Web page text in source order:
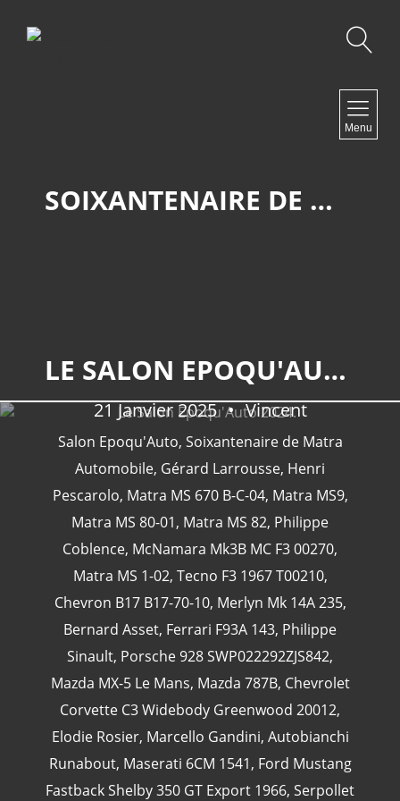
Menu
SOIXANTENAIRE DE MATRA AUTOMOBILE
LE SALON EPOQU'AUTO 2024.
21 Janvier 2025 Vincent
Salon Epoqu'Auto, Soixantenaire de Matra
Automobile, Gérard Larrousse, Henri
Pescarolo, Matra MS 670 B-C-04, Matra MS9,
Matra MS 80-01, Matra MS 82, Philippe
Coblence, McNamara Mk3B MC F3 00270,
Matra MS 1-02, Tecno F3 1967 T00210,
Chevron B17 B17-70-10, Merlyn Mk 14A 235,
Bernard Asset, Ferrari F93A 143, Philippe
Sinault, Porsche 928 SWP022292ZJS842,
Mazda MX-5 Le Mans, Mazda 787B, Chevrolet
Corvette C3 Widebody Greenwood 20012,
Elodie Rosier, Marcello Gandini, Autobianchi
Runabout, Maserati 6CM 1541, Ford Mustang
Fastback Shelby 350 GT Export 1966, Serpollet
CATÉGORIES
24 Heures Du Mans(18)
Henri Pescarolo (8)
24 Heures Du Mans 1963(5)
24 Heures Du Mans 1967(5)
Artcar(5)